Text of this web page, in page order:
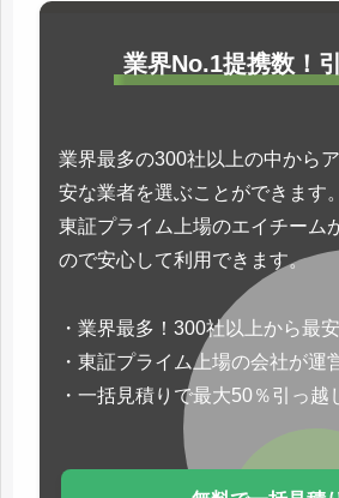
業界No.1提携数！
業界最多の300社以上の中から
安な業者を選ぶことができます。
東証プライム上場のエイチーム
ので安心して利用できます。
・業界最多！300社以上から最
・東証プライム上場の会社が運
・一括見積りで最大50％引っ越